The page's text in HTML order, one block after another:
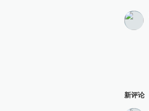
新评论